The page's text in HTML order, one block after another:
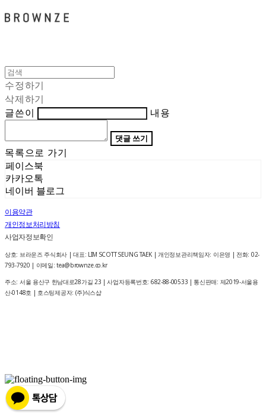
수정하기
삭제하기
글쓴이
내용
댓글 쓰기
목록으로 가기
페이스북
카카오톡
네이버 블로그
이용약관
개인정보처리방침
사업자정보확인
상호: 브라운즈 주식회사 | 대표: LIM SCOTT SEUNG TAEK | 개인정보관리책임자: 이은영 | 전화: 02-
793-7920 | 이메일: tea@brownze.co.kr
주소: 서울 용산구 한남대로28가길 23 | 사업자등록번호: 682-88-00533 | 통신판매: 제2019-서울용
산-0148호 | 호스팅제공자: (주)식스샵